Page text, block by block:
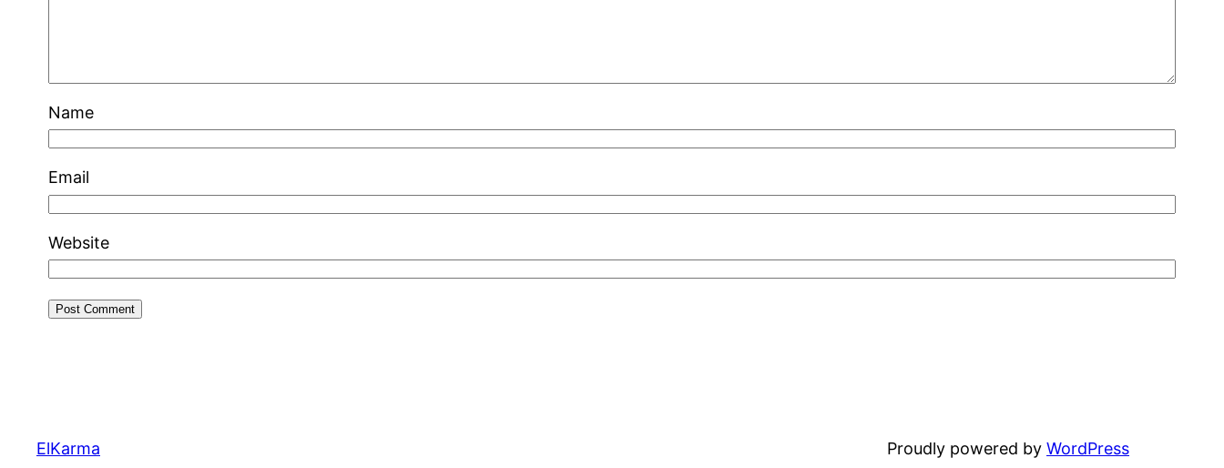
Name
Email
Website
ElKarma Proudly powered by WordPress